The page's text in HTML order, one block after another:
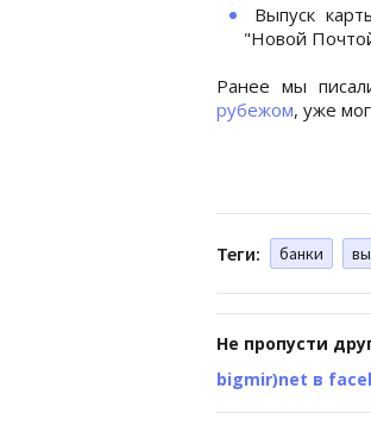
Выпуск
"Новой
Ранее мы
рубежом, уже
Теги: банки
Не пропусти
bigmir)net в